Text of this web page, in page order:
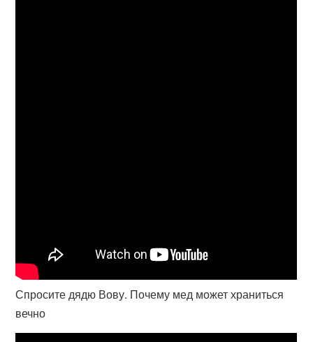
Спросите дядю Вову. Почему мед может храниться
вечно